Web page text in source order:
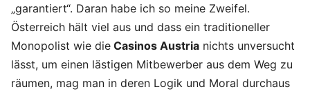
„garantiert“. Daran habe ich so meine Zweifel.
Österreich hält viel aus und dass ein traditioneller
Monopolist wie die Casinos Austria nichts unversucht
lässt, um einen lästigen Mitbewerber aus dem Weg zu
räumen, mag man in deren Logik und Moral durchaus